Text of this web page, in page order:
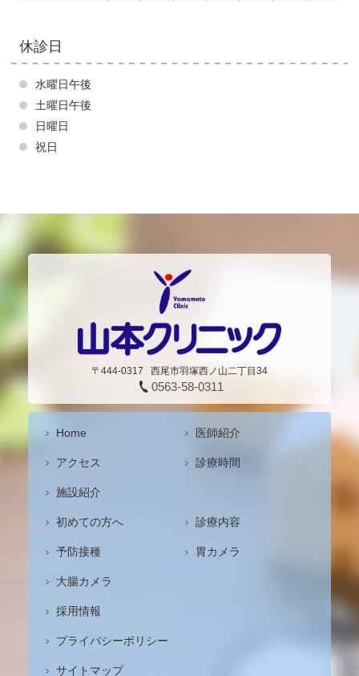
休診日
水曜日午後
土曜日午後
日曜日
祝日
〒444-0317 西尾市羽塚西ノ山二丁目34
0563-58-0311
Home 医師紹介
アクセス 診療時間
施設紹介
初めての方へ 診療内容
予防接種 胃カメラ
大腸カメラ
採用情報
プライバシーポリシー
サイトマップ